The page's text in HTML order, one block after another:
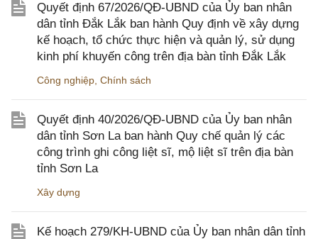
Quyết định 67/2026/QĐ-UBND của Ủy ban nhân
dân tỉnh Đắk Lắk ban hành Quy định về xây dựng
kế hoạch, tổ chức thực hiện và quản lý, sử dụng
kinh phí khuyến công trên địa bàn tỉnh Đắk Lắk
Công nghiệp Chính sách
Quyết định 40/2026/QĐ-UBND của Ủy ban nhân
dân tỉnh Sơn La ban hành Quy chế quản lý các
công trình ghi công liệt sĩ, mộ liệt sĩ trên địa bàn
tỉnh Sơn La
Xây dựng
Kế hoạch 279/KH-UBND của Ủy ban nhân dân tỉnh